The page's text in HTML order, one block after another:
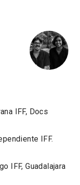
IFF, Docs
IFF.
IFF, Guadalajara